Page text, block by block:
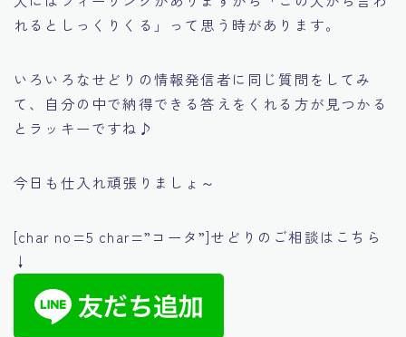
れるとしっくりくる」
って思う時があります。
いろいろなせどりの情報発信者に同じ質問をしてみ
て、自分の中で納得できる答えをくれる方が見つかる
とラッキーですね♪
今日も仕入れ頑張りましょ～
[char no=5 char=”コータ”]せどりのご相談はこちら
↓